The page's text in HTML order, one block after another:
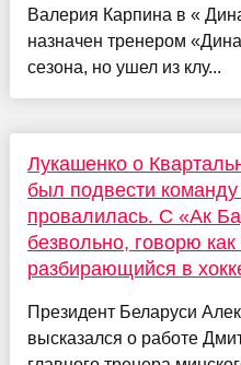
Валерия Карпина в «
назначен тренером
сезона, но ушел из клу...
Лукашенко о
был подвести
провалилась. С «Ак
безвольно, говорю
разбирающийся в
Президент Беларуси
высказался о работе